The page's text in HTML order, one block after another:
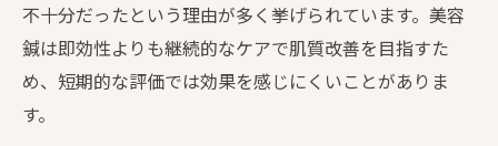
不十分だったという理由が多く挙げられています。美容
鍼は即効性よりも継続的なケアで肌質改善を目指すた
め、短期的な評価では効果を感じにくいことがありま
す。